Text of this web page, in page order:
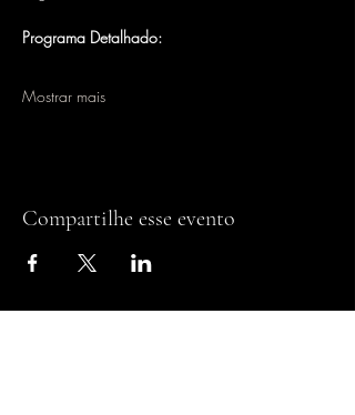
Programa Detalhado:
Mostrar mais
Compartilhe esse evento